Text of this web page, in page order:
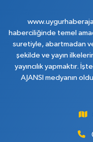
haberciliğinde temel
suretiyle, abartmadan
şekilde ve yayın
yayıncılık yapmaktır.
AJANSI medyanın